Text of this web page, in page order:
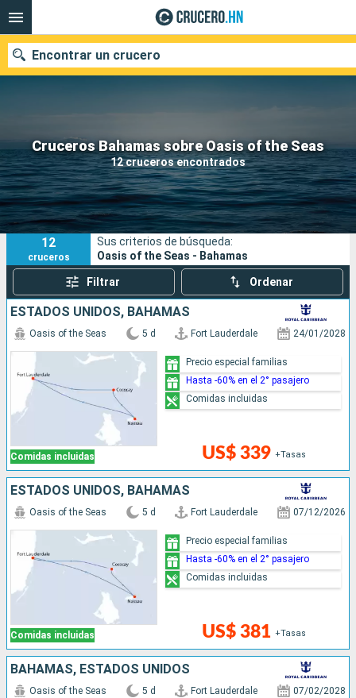
Cruceros Bahamas sobre Oasis of the Seas
12 cruceros encontrados
Encontrar un crucero
Nuestros destinos
Fecha de salida
Puertos Compañías
Buscar
12
cruceros
Sus criterios de búsqueda:
Oasis of the Seas - Bahamas
Filtrar Ordenar
ESTADOS UNIDOS, BAHAMAS
Comidas incluidas
Oasis of the Seas 5 d Fort Lauderdale 24/01/2028
US$ 339 +Tasas
Precio especial familias
Hasta -60% en el 2° pasajero
Comidas incluidas
ESTADOS UNIDOS, BAHAMAS
Comidas incluidas
Oasis of the Seas 5 d Fort Lauderdale 07/12/2026
US$ 381 +Tasas
Precio especial familias
Hasta -60% en el 2° pasajero
Comidas incluidas
BAHAMAS, ESTADOS UNIDOS
Oasis of the Seas 5 d Fort Lauderdale 07/02/2028